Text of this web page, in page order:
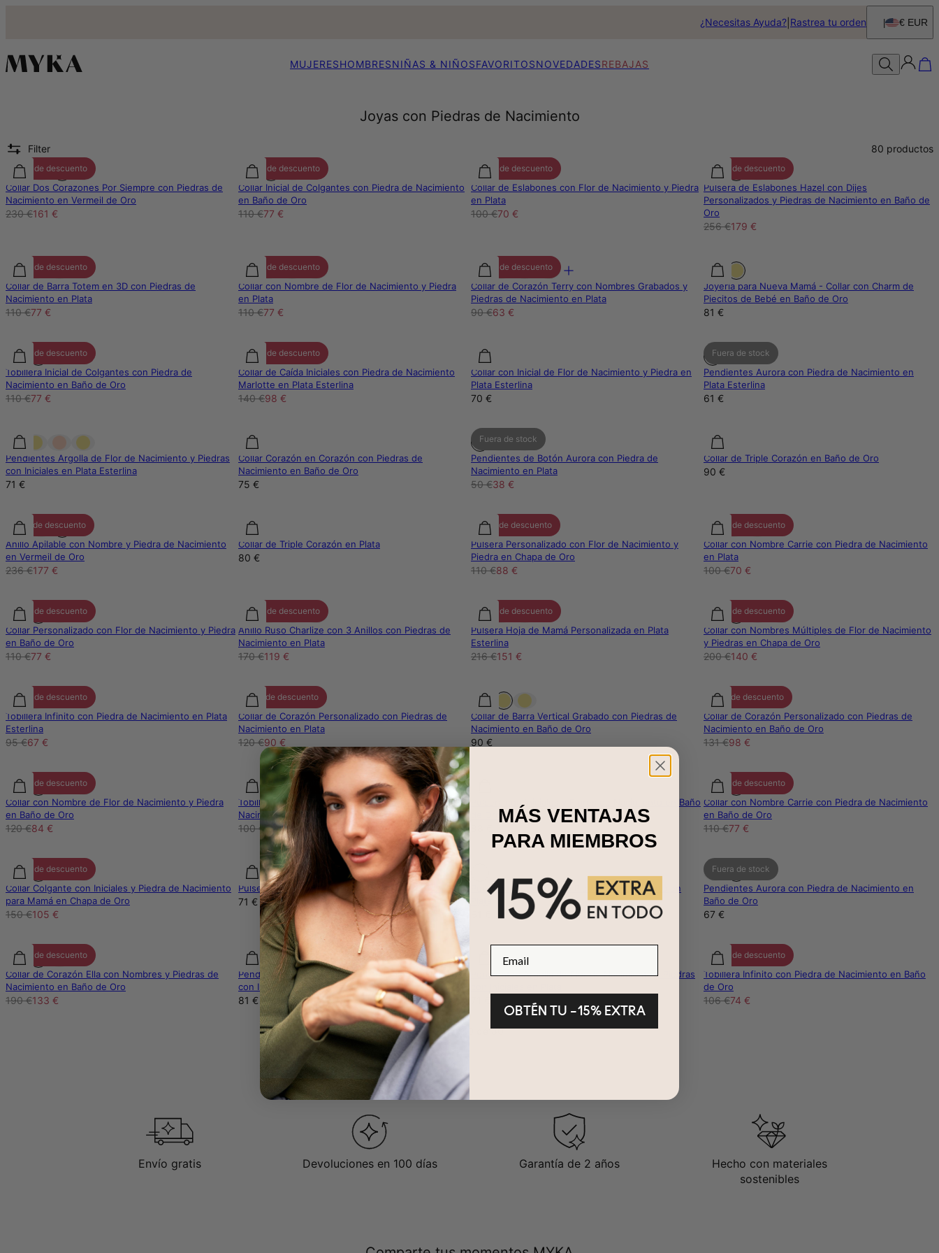
¿Necesitas Ayuda? Rastrea tu orden € EUR
MUJERESHOMBRESNIÑAS & NIÑOSFAVORITOSNOVEDADESREBAJAS
Joyas con Piedras de Nacimiento
Filter 80 productos
30% de descuento
Collar Dos Corazones Por Siempre con Piedras de
Nacimiento en Vermeil de Oro
230 €161 €
30% de descuento
Collar Inicial de Colgantes con Piedra de Nacimiento
en Baño de Oro
110 €77 €
30% de descuento
Collar de Eslabones con Flor de Nacimiento y Piedra
en Plata
100 €70 €
30% de descuento
Pulsera de Eslabones Hazel con Dijes
Personalizados y Piedras de Nacimiento en Baño de
Oro
256 €179 €
30% de descuento
Collar de Barra Totem en 3D con Piedras de
Nacimiento en Plata
110 €77 €
30% de descuento
Collar con Nombre de Flor de Nacimiento y Piedra
en Plata
110 €77 €
30% de descuento
Collar de Corazón Terry con Nombres Grabados y
Piedras de Nacimiento en Plata
90 €63 €
Joyería para Nueva Mamá - Collar con Charm de
Piecitos de Bebé en Baño de Oro
81 €
30% de descuento
Tobillera Inicial de Colgantes con Piedra de
Nacimiento en Baño de Oro
110 €77 €
30% de descuento
Collar de Caída Iniciales con Piedra de Nacimiento
Marlotte en Plata Esterlina
140 €98 €
Collar con Inicial de Flor de Nacimiento y Piedra en
Plata Esterlina
70 €
Fuera de stock
Pendientes Aurora con Piedra de Nacimiento en
Plata Esterlina
61 €
Pendientes Argolla de Flor de Nacimiento y Piedras
con Iniciales en Plata Esterlina
71 €
Collar Corazón en Corazón con Piedras de
Nacimiento en Baño de Oro
75 €
Fuera de stock
Pendientes de Botón Aurora con Piedra de
Nacimiento en Plata
50 €38 €
Collar de Triple Corazón en Baño de Oro
90 €
25% de descuento
Anillo Apilable con Nombre y Piedra de Nacimiento
en Vermeil de Oro
236 €177 €
Collar de Triple Corazón en Plata
80 €
20% de descuento
Pulsera Personalizado con Flor de Nacimiento y
Piedra en Chapa de Oro
110 €88 €
30% de descuento
Collar con Nombre Carrie con Piedra de Nacimiento
en Plata
100 €70 €
30% de descuento
Collar Personalizado con Flor de Nacimiento y Piedra
en Baño de Oro
110 €77 €
30% de descuento
Anillo Ruso Charlize con 3 Anillos con Piedras de
Nacimiento en Plata
170 €119 €
30% de descuento
Pulsera Hoja de Mamá Personalizada en Plata
Esterlina
216 €151 €
30% de descuento
Collar con Nombres Múltiples de Flor de Nacimiento
y Piedras en Chapa de Oro
200 €140 €
30% de descuento
Tobillera Infinito con Piedra de Nacimiento en Plata
Esterlina
95 €67 €
25% de descuento
Collar de Corazón Personalizado con Piedras de
Nacimiento en Plata
120 €90 €
Collar de Barra Vertical Grabado con Piedras de
Nacimiento en Baño de Oro
90 €
25% de descuento
Collar de Corazón Personalizado con Piedras de
Nacimiento en Baño de Oro
131 €98 €
30% de descuento
Collar con Nombre de Flor de Nacimiento y Piedra
en Baño de Oro
120 €84 €
30% de descuento
Tobillera Inicial de Colgantes con Piedra de
Nacimiento en Plata
100 €70 €
Pulsera con Iniciales y Flores de Nacimiento en Baño
30% de descuento
Collar con Nombre Carrie con Piedra de Nacimiento
en Baño de Oro
110 €77 €
30% de descuento
Collar Colgante con Iniciales y Piedra de Nacimiento
para Mamá en Chapa de Oro
150 €105 €
Pulsera con Iniciales y Flores de Nacimiento en Plata
71 €
Pendientes Aurora con Piedra de Nacimiento en
Fuera de stock
Pendientes Aurora con Piedra de Nacimiento en
Baño de Oro
67 €
30% de descuento
Collar de Corazón Ella con Nombres y Piedras de
Nacimiento en Baño de Oro
190 €133 €
Pendientes Argolla de Flor de Nacimiento y Piedras
con Iniciales en Baño de Oro
81 €
Pendientes Argolla de Flor de Nacimiento y Piedras
30% de descuento
Tobillera Infinito con Piedra de Nacimiento en Baño
de Oro
106 €74 €
Visto 40 de 80
Envío gratis Devoluciones en 100 días Garantía de 2 años
Hecho con materiales
sostenibles
MÁS VENTAJAS
PARA MIEMBROS
OBTÉN TU –15% EXTRA